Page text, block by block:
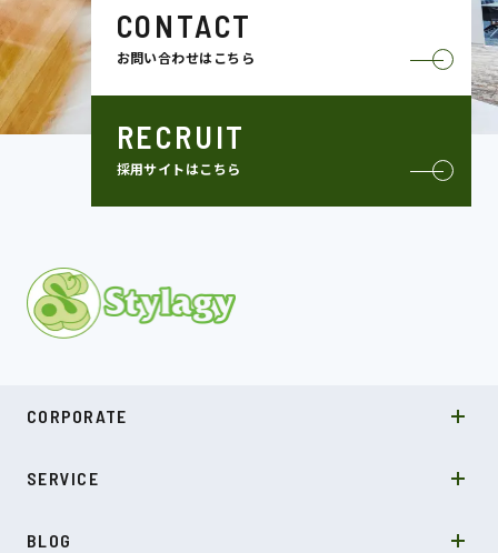
CONTACT
お問い合わせはこちら
RECRUIT
採用サイトはこちら
CORPORATE
COMPANY
NEWS
SERVICE
受託開発
BLOG